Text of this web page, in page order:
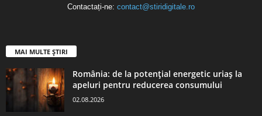
Contactați-ne: contact@stiridigitale.ro
MAI MULTE ȘTIRI
România: de la potențial energetic uriaș la
apeluri pentru reducerea consumului
02.08.2026